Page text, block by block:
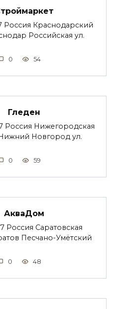
Россия Краснодарский
Российская ул.
0 54
Гледен
Россия Нижегородская
Новгород ул.
0 59
АкваДом
Россия Саратовская
Песчано-Умётский
0 48